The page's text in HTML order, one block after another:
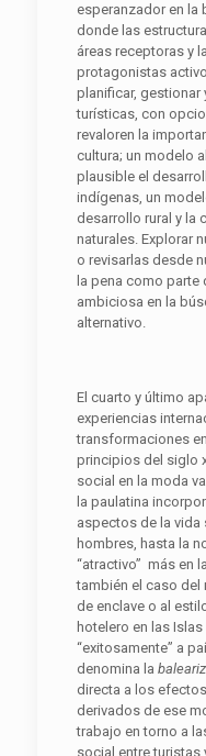
esperanzador en la
donde las
áreas receptoras y
protagonistas
planificar, gestionar
turísticas, con
revaloren la
cultura; un modelo
plausible el
indígenas, un
desarrollo rural y la
naturales. Explorar
o revisarlas desde
la pena como parte
ambiciosa en la
alternativo.
El cuarto y último
experiencias
transformaciones
principios del siglo
social en la moda
la paulatina
aspectos de la vida
hombres, hasta la
“atractivo” más en
también el caso
de enclave o al
hotelero en las
“exitosamente” a
denomina la
directa a los
derivados de ese
trabajo en torno a
social entre turistas